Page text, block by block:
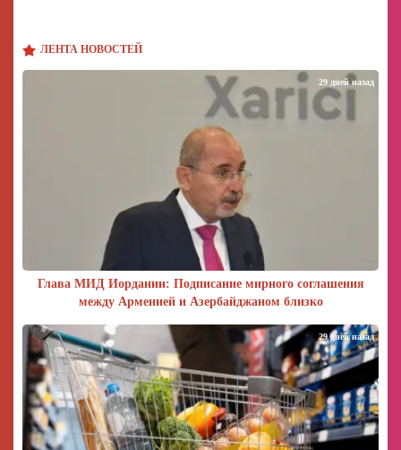
ЛЕНТА НОВОСТЕЙ
Глава МИД Иордании: Подписание мирного соглашения
между Арменией и Азербайджаном близко
29 дней назад
29 дней назад